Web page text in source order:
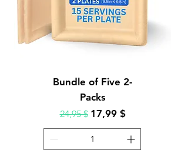
Bundle of Five 2-
Packs
Обычная цена
24,95 $ Цена со скидкой
17,99 $